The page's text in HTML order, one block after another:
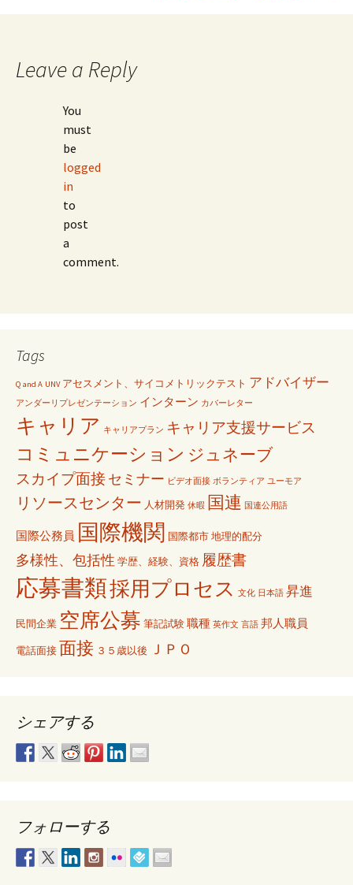
navigation
Leave a Reply
You
must
be
logged
in
to
post
a
comment.
Tags
Q and A UNV アセスメント、サイコメトリックテスト アドバイザー
アンダーリプレゼンテーション インターン カバーレター
キャリア キャリアプラン キャリア支援サービス
コミュニケーション ジュネーブ
スカイプ面接セミナー ビデオ面接 ボランティア ユーモア
リソースセンター 人材開発 休暇 国連 国連公用語
国際公務員 国際機関 国際都市地理的配分
多様性、包括性 学歴、経験、資格 履歴書
応募書類採用プロセス 文化 日本語 昇進
民間企業 空席公募 筆記試験職種 英作文 言語 邦人職員
電話面接面接 ３５歳以後 ＪＰＯ
シェアする
フォローする